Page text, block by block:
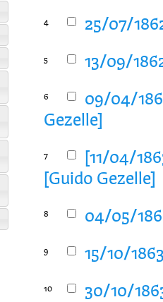
4 25/07/
5 13/09/
6
09/04/
Gezelle]
7
[11/04/
[Guido Gezelle]
8 04/05/
9 15/10/
10
30/10/